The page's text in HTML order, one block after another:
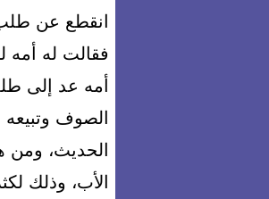
انقطع عن
فقالت له أمه
أمه عد إلى
الصوف
الحديث، ومن
الأب، وذلك